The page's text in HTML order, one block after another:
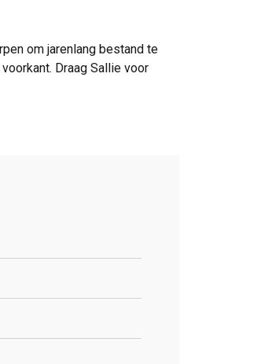
om jarenlang bestand te
Draag Sallie voor